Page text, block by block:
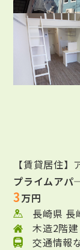
【賃貸居住】
プライムアパ
3万円
長崎県 長
木造2階
交通情報